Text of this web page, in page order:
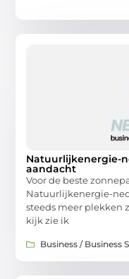
Natuurlijkenergie-
aandacht
Voor de beste
Natuurlijkenergie-
steeds meer plekken
kijk zie ik
Business / Business